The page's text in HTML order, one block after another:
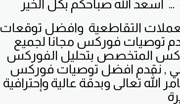
التقاطعية وافضل توقعات
توصيات فوركس مجانا لجميع
اكس المتخصص بتحليل الفوركس
, نقدم افضل توصيات فوركس
الله تعالى وبدقة عالية وإحترافية